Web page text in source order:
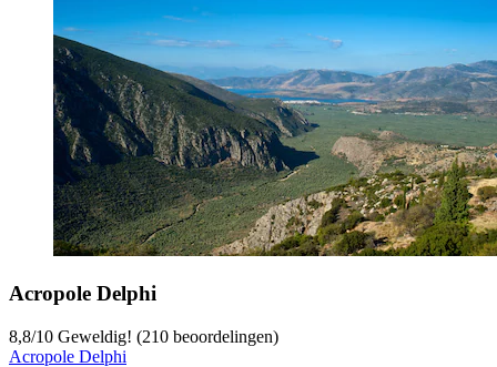
Acropole Delphi
8,8/10 Geweldig! (210 beoordelingen)
Acropole Delphi